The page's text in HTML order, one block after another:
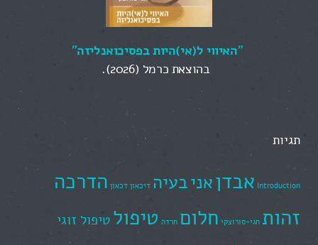
"האיווי ל(אי)היות בפסיכואנליזה"
בהוצאת כרמל (2026).
תגיות
Introduction אבדןאניבעיה דיכאון דכאון הדרכה
זהות חגי-סורוצקי חלום חרדה טיפולטיפול זוגי